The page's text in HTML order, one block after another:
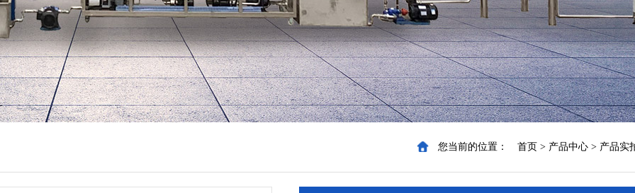
您当前的位置： 首页 > 产品中心 > 产品实